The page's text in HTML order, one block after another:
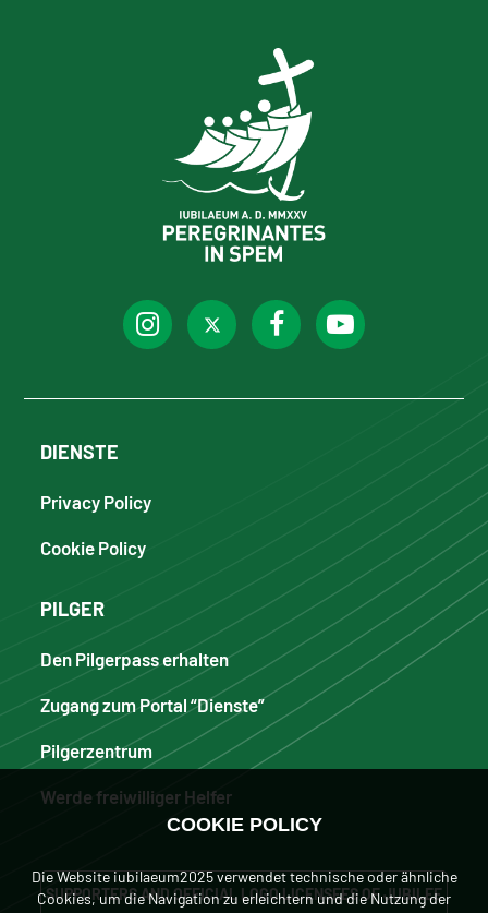
DIENSTE
Privacy Policy
Cookie Policy
PILGER
Den Pilgerpass erhalten
Zugang zum Portal “Dienste”
Pilgerzentrum
Werde freiwilliger Helfer
SUPPORTERS AND OFFICIAL LOGO LICENSEES OF JUBILEE
COOKIE POLICY
Die Website iubilaeum2025 verwendet technische oder ähnliche
Cookies, um die Navigation zu erleichtern und die Nutzung der